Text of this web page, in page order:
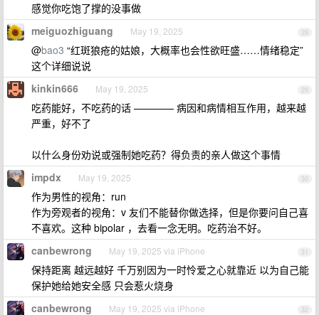
感觉你吃饱了撑的没事做
28
meiguozhiguang May 19, 2025
@bao3 “红斑狼疮的姑娘，大概率也会性欲旺盛……情绪稳定”
这个详细说说
29
kinkin666 May 19, 2025
吃药能好，不吃药的话 ———— 病因和病情相互作用，越来越
严重，好不了
以什么身份劝说或强制她吃药？得负责的亲人做这个事情
30
impdx May 19, 2025
作为男性的视角：run
作为旁观者的视角：v 友们不能替你做选择，但是你要问自己喜
不喜欢。这种 bipolar ，去看一念无明。吃药治不好。
31
canbewrong May 19, 2025 via iPhone
保持距离 越远越好 千万别因为一时怜爱之心就靠近 以为自己能
保护她给她安全感 只会惹火烧身
32
canbewrong May 19, 2025 via iPhone